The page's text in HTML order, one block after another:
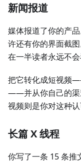
新闻报道
媒体报道了你的产
许还有你的界面截
在一半读者永远不会
把它转化成短视频
——并从你自己的渠
视频则是你对这种认
长篇 X 线程
你写了一条 15 条推